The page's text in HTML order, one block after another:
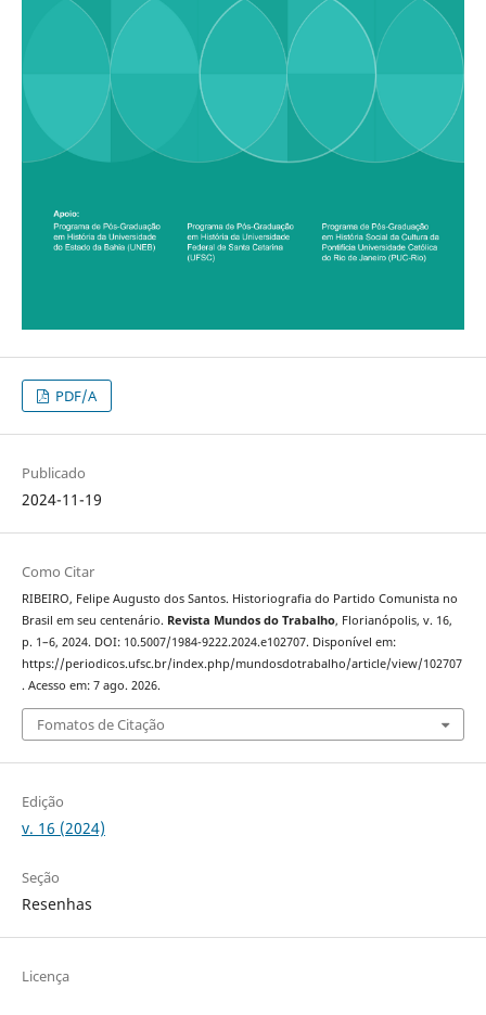
PDF/A
Publicado
2024-11-19
Como Citar
RIBEIRO, Felipe Augusto dos Santos. Historiografia do Partido Comunista no
Brasil em seu centenário. Revista Mundos do Trabalho, Florianópolis, v. 16,
p. 1–6, 2024. DOI: 10.5007/1984-9222.2024.e102707. Disponível em:
https://periodicos.ufsc.br/index.php/mundosdotrabalho/article/view/102707
. Acesso em: 7 ago. 2026.
Fomatos de Citação
Edição
v. 16 (2024)
Seção
Resenhas
Licença